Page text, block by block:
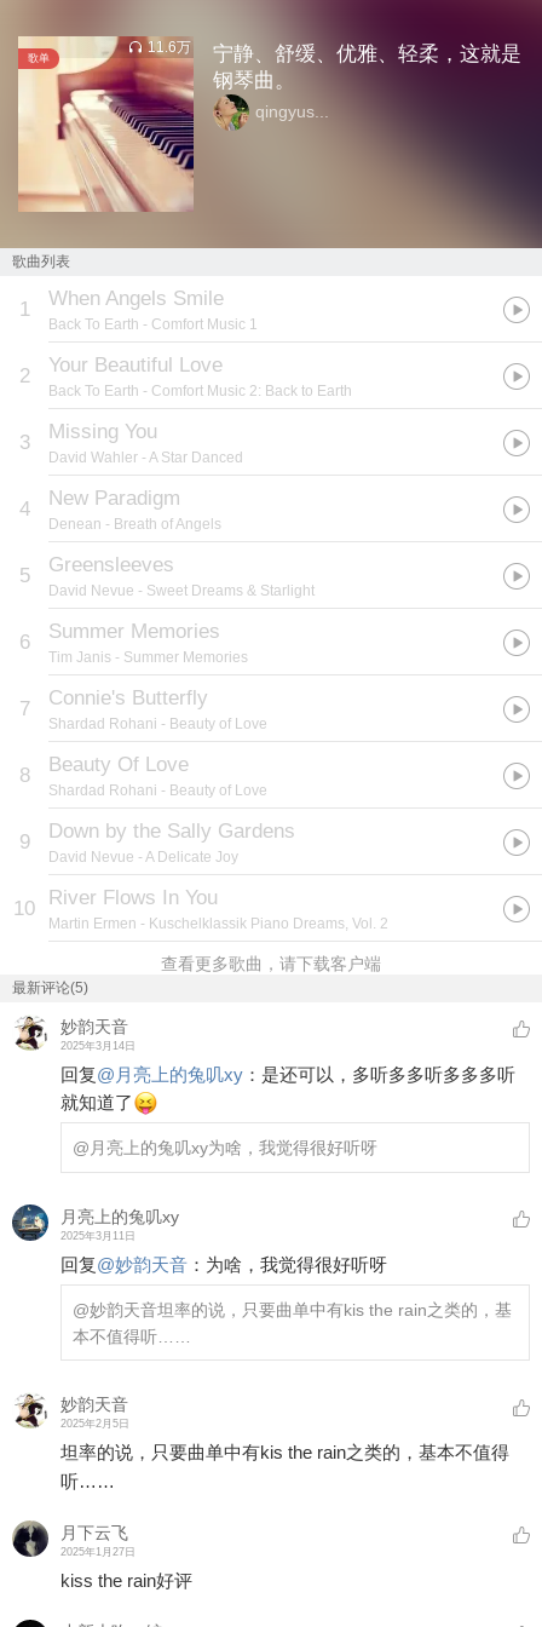
歌单
11.6万
宁静、舒缓、优雅、轻柔，这就是
钢琴曲。
qingyus...
歌曲列表
1 When Angels Smile
Back To Earth - Comfort Music 1
2 Your Beautiful Love
Back To Earth - Comfort Music 2: Back to Earth
3 Missing You
David Wahler - A Star Danced
4 New Paradigm
Denean - Breath of Angels
5 Greensleeves
David Nevue - Sweet Dreams & Starlight
6 Summer Memories
Tim Janis - Summer Memories
7 Connie's Butterfly
Shardad Rohani - Beauty of Love
8 Beauty Of Love
Shardad Rohani - Beauty of Love
9 Down by the Sally Gardens
David Nevue - A Delicate Joy
10 River Flows In You
Martin Ermen - Kuschelklassik Piano Dreams, Vol. 2
查看更多歌曲，请下载客户端
最新评论(5)
妙韵天音
2025年3月14日
回复@ 月亮上的兔叽xy ： 是还可以，多听多多听多多多听
就知道了
@月亮上的兔叽xy为啥，我觉得很好听呀
月亮上的兔叽xy
2025年3月11日
回复@妙韵天音 ： 为啥，我觉得很好听呀
@妙韵天音坦率的说，只要曲单中有kis the rain之类的，基
本不值得听……
妙韵天音
2025年2月5日
坦率的说，只要曲单中有kis the rain之类的，基本不值得
听……
月下云飞
2025年1月27日
kiss the rain好评